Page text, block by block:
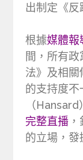
出制定《反
根據媒體報
間，所有
法》及相關
的支持度不
（
完整直播
的立場，發